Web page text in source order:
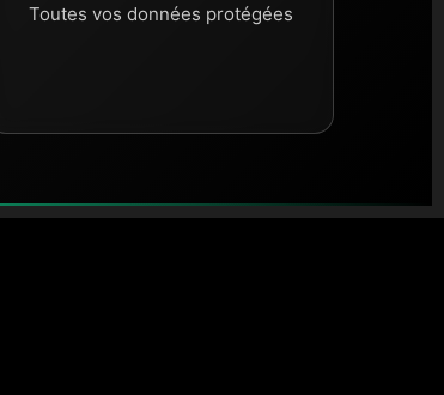
Toutes vos données protégées